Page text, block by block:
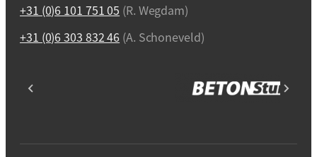
+31 (0)6 101 751 05 (R. Wegdam)
+31 (0)6 303 832 46 (A. Schoneveld)